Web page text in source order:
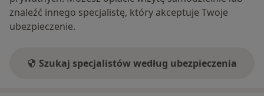
znaleźć innego specjalistę, który akceptuje Twoje
ubezpieczenie.
Szukaj specjalistów według ubezpieczenia